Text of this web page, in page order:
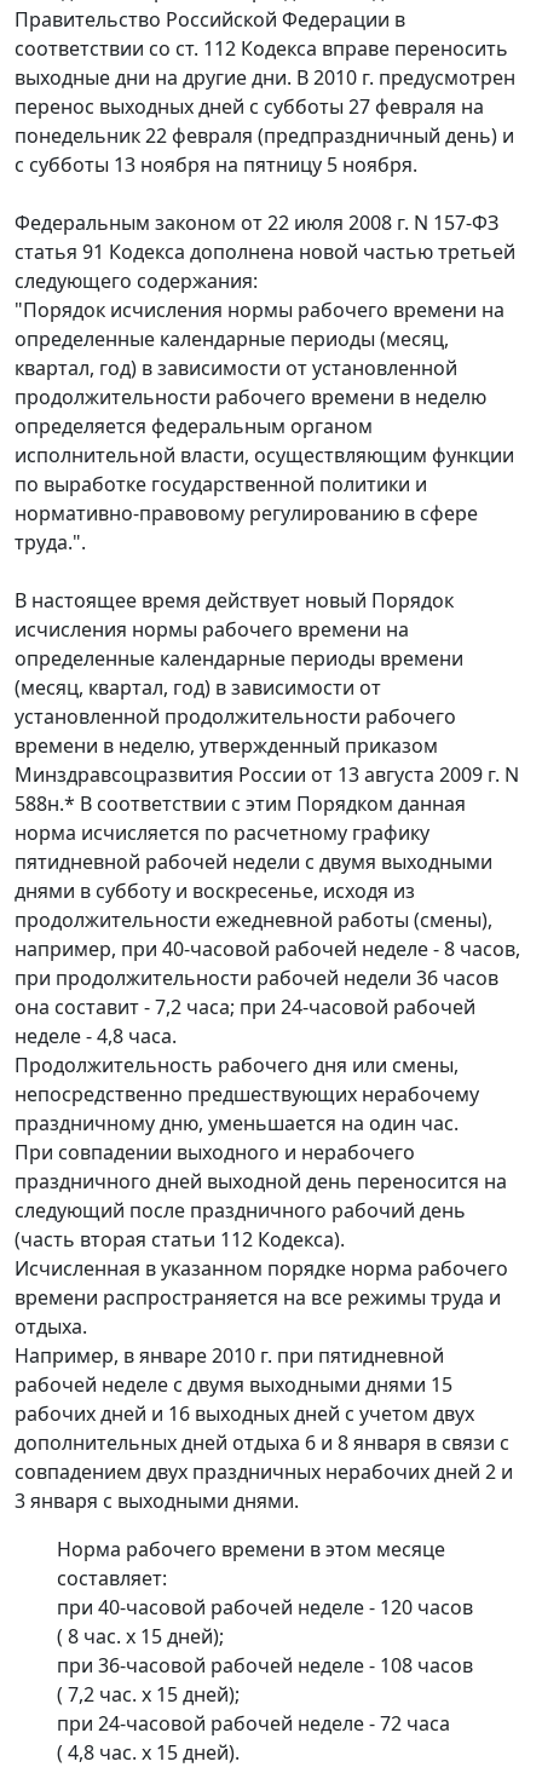
Правительство Российской Федерации в
соответствии со ст. 112 Кодекса вправе переносить
выходные дни на другие дни. В 2010 г. предусмотрен
перенос выходных дней с субботы 27 февраля на
понедельник 22 февраля (предпраздничный день) и
с субботы 13 ноября на пятницу 5 ноября.
Федеральным законом от 22 июля 2008 г. N 157-ФЗ
статья 91 Кодекса дополнена новой частью третьей
следующего содержания:
"Порядок исчисления нормы рабочего времени на
определенные календарные периоды (месяц,
квартал, год) в зависимости от установленной
продолжительности рабочего времени в неделю
определяется федеральным органом
исполнительной власти, осуществляющим функции
по выработке государственной политики и
нормативно-правовому регулированию в сфере
труда.".
В настоящее время действует новый Порядок
исчисления нормы рабочего времени на
определенные календарные периоды времени
(месяц, квартал, год) в зависимости от
установленной продолжительности рабочего
времени в неделю, утвержденный приказом
Минздравсоцразвития России от 13 августа 2009 г. N
588н.* В соответствии с этим Порядком данная
норма исчисляется по расчетному графику
пятидневной рабочей недели с двумя выходными
днями в субботу и воскресенье, исходя из
продолжительности ежедневной работы (смены),
например, при 40-часовой рабочей неделе - 8 часов,
при продолжительности рабочей недели 36 часов
она составит - 7,2 часа; при 24-часовой рабочей
неделе - 4,8 часа.
Продолжительность рабочего дня или смены,
непосредственно предшествующих нерабочему
праздничному дню, уменьшается на один час.
При совпадении выходного и нерабочего
праздничного дней выходной день переносится на
следующий после праздничного рабочий день
(часть вторая статьи 112 Кодекса).
Исчисленная в указанном порядке норма рабочего
времени распространяется на все режимы труда и
отдыха.
Например, в январе 2010 г. при пятидневной
рабочей неделе с двумя выходными днями 15
рабочих дней и 16 выходных дней с учетом двух
дополнительных дней отдыха 6 и 8 января в связи с
совпадением двух праздничных нерабочих дней 2 и
3 января с выходными днями.
Норма рабочего времени в этом месяце
составляет:
при 40-часовой рабочей неделе - 120 часов
( 8 час. x 15 дней);
при 36-часовой рабочей неделе - 108 часов
( 7,2 час. x 15 дней);
при 24-часовой рабочей неделе - 72 часа
( 4,8 час. x 15 дней).